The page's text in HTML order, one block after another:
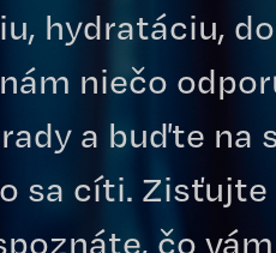
hydratáciu,
niečo
a buďte na
sa cíti. Zisťujte
čo